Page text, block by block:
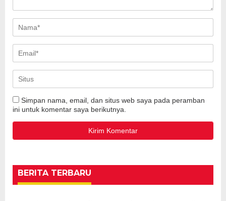
Simpan nama, email, dan situs web saya pada peramban
ini untuk komentar saya berikutnya.
BERITA TERBARU